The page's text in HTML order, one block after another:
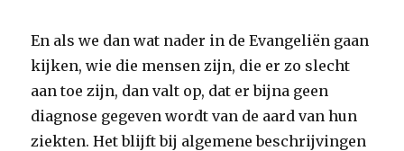
En als we dan wat nader in de Evangeliën gaan
kijken, wie die mensen zijn, die er zo slecht
aan toe zijn, dan valt op, dat er bijna geen
diagnose gegeven wordt van de aard van hun
ziekten. Het blijft bij algemene beschrijvingen